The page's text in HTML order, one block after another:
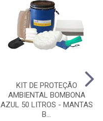
KIT DE PROTEÇÃO
AMBIENTAL BOMBONA
AZUL 50 LITROS - MANTAS
B...